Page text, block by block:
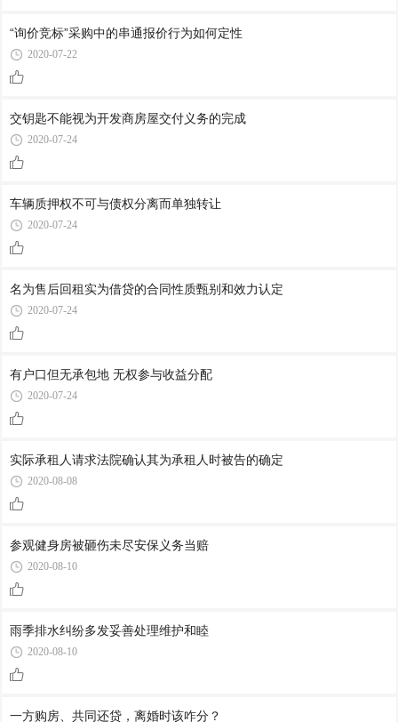
“询价竞标”采购中的串通报价行为如何定性
2020-07-22
交钥匙不能视为开发商房屋交付义务的完成
2020-07-24
车辆质押权不可与债权分离而单独转让
2020-07-24
名为售后回租实为借贷的合同性质甄别和效力认定
2020-07-24
有户口但无承包地 无权参与收益分配
2020-07-24
实际承租人请求法院确认其为承租人时被告的确定
2020-08-08
参观健身房被砸伤未尽安保义务当赔
2020-08-10
雨季排水纠纷多发妥善处理维护和睦
2020-08-10
一方购房、共同还贷，离婚时该咋分？